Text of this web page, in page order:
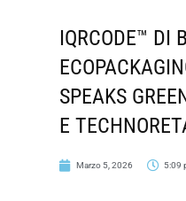
IQRCODE™ DI
SPEAKS
E
Marzo 5, 2026 5:09